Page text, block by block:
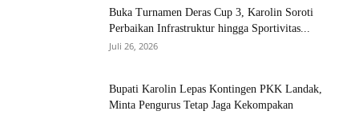
Buka Turnamen Deras Cup 3, Karolin Soroti
Perbaikan Infrastruktur hingga Sportivitas...
Juli 26, 2026
Bupati Karolin Lepas Kontingen PKK Landak,
Minta Pengurus Tetap Jaga Kekompakan